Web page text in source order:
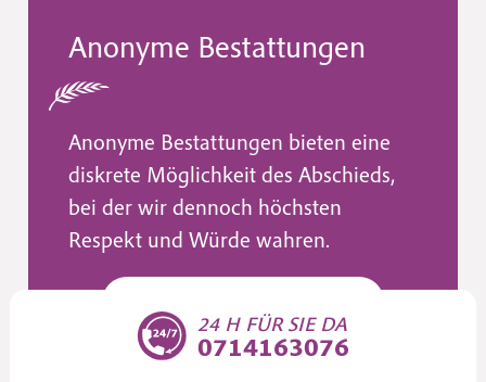
24 H FÜR SIE DA
0714163076
Anonyme Bestattungen
Anonyme Bestattungen bieten eine
diskrete Möglichkeit des Abschieds,
bei der wir dennoch höchsten
Respekt und Würde wahren.